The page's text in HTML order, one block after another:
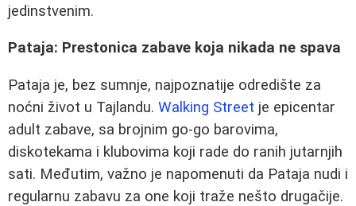
jedinstvenim.
Pataja: Prestonica zabave koja nikada ne spava
Pataja je, bez sumnje, najpoznatije odredište za
noćni život u Tajlandu. Walking Street je epicentar
adult zabave, sa brojnim go-go barovima,
diskotekama i klubovima koji rade do ranih jutarnjih
sati. Međutim, važno je napomenuti da Pataja nudi i
regularnu zabavu za one koji traže nešto drugačije.